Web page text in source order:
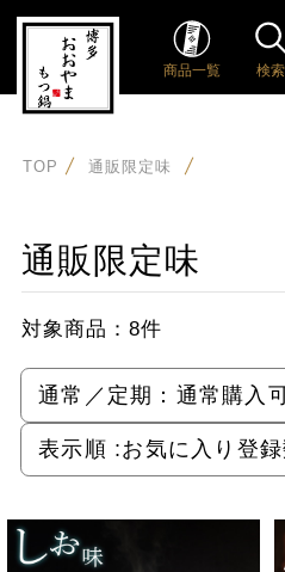
商品一覧 検索
TOP 通販限定味
通販限定味
対象商品： 8件
通常／定期： 通常購入
表示順 :お気に入り登録